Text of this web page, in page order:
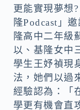
更能實現夢想
隆Podcast」
隆高中二年級
以、基隆女中
學生王妤禎現
法，她們以過
經驗認為：「
學更有機會直